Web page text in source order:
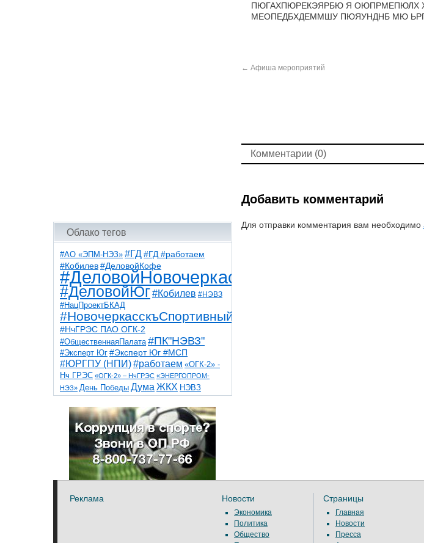
Облако тегов
#АО «ЭПМ-НЭЗ» #ГД #ГД #работаем
#Кобилев #ДеловойКофе
#ДеловойНовочеркасск
#ДеловойЮг#Кобилев #НЭВЗ
#НацПроектБКАД
#НовочеркасскъСпортивный
#НчГРЭС ПАО ОГК-2
#ОбщественнаяПалата #ПК"НЭВЗ"
#Эксперт Юг #Эксперт Юг #МСП
#ЮРГПУ (НПИ)#работаем «ОГК-2» -
Нч ГРЭС «ОГК-2» – НчГРЭС «ЭНЕРГОПРОМ-
НЭЗ» День Победы Дума ЖКХ НЭВЗ
НчГРЭС ТНТ
благоустройствоветераны выборы
детидороги казаки коррупция космос
общественная палата парк пожар роща
спорт театр транспорт художники
ПЮГАХПЮРЕКЭЯРБЮ Я ОЮПРМЕПЮЛХ
МЕОПЕДБХДЕММШУ ПЮЯУНДНБ МЮ
← Афиша мероприятий
Комментарии (0)
Добавить комментарий
Для отправки комментария вам необходимо
Реклама Новости
Экономика
Политика
Общество
Страницы
Главная
Новости
Пресса